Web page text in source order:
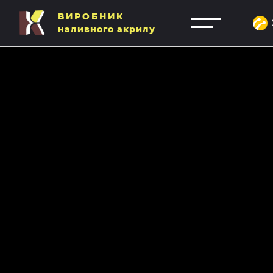
ВИРОБНИК
наливного акрилу